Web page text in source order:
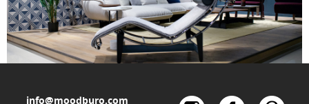
info@moodburo.com